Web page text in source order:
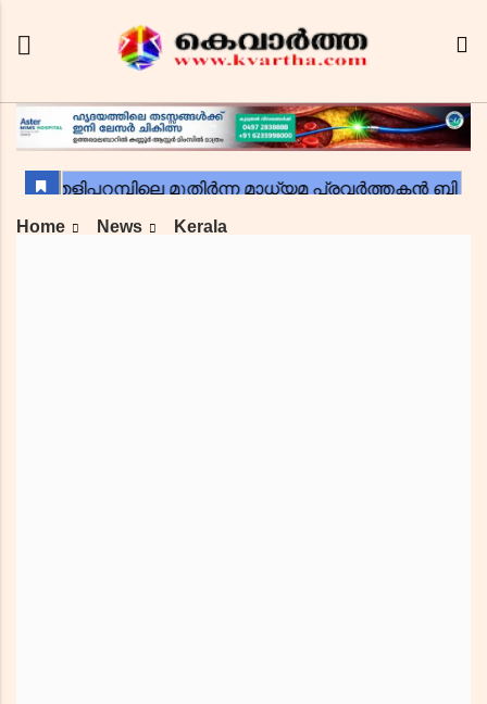
Home News Kerala